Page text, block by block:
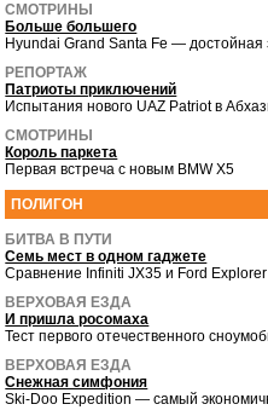
СМОТРИНЫ
Больше большего
Hyundai Grand Santa Fe —
РЕПОРТАЖ
Патриоты приключений
Испытания нового UAZ Patriot в
СМОТРИНЫ
Король паркета
Первая встреча с новым BMW X5
ПОЛИГОН
БИТВА В ПУТИ
Семь мест в одном гаджете
Сравнение Infiniti JX35 и Ford Explorer
ВЕРХОВАЯ ЕЗДА
И пришла росомаха
Тест первого отечественного
ВЕРХОВАЯ ЕЗДА
Снежная симфония
Ski-Doo Expedition — самый